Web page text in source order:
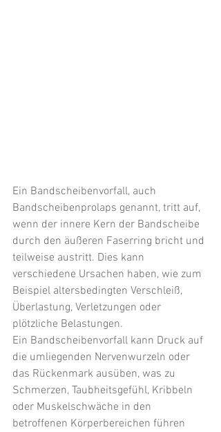
Ein Bandscheibenvorfall, auch
Bandscheibenprolaps genannt, tritt auf,
wenn der innere Kern der Bandscheibe
durch den äußeren Faserring bricht und
teilweise austritt. Dies kann
verschiedene Ursachen haben, wie zum
Beispiel altersbedingten Verschleiß,
Überlastung, Verletzungen oder
plötzliche Belastungen.
Ein Bandscheibenvorfall kann Druck auf
die umliegenden Nervenwurzeln oder
das Rückenmark ausüben, was zu
Schmerzen, Taubheitsgefühl, Kribbeln
oder Muskelschwäche in den
betroffenen Körperbereichen führen